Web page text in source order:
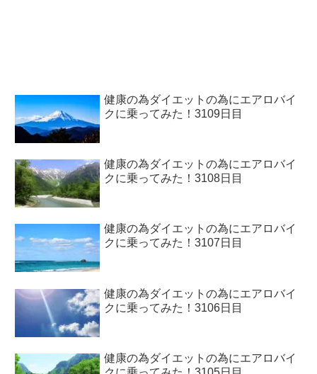
健康の為ダイエットの為にエアロバイ
クに乗ってみた！3109日目
健康の為ダイエットの為にエアロバイ
クに乗ってみた！3108日目
健康の為ダイエットの為にエアロバイ
クに乗ってみた！3107日目
健康の為ダイエットの為にエアロバイ
クに乗ってみた！3106日目
健康の為ダイエットの為にエアロバイ